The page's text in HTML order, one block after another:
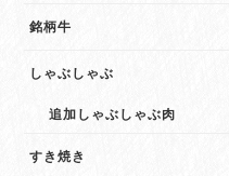
銘柄牛
しゃぶしゃぶ
追加しゃぶしゃぶ肉
すき焼き